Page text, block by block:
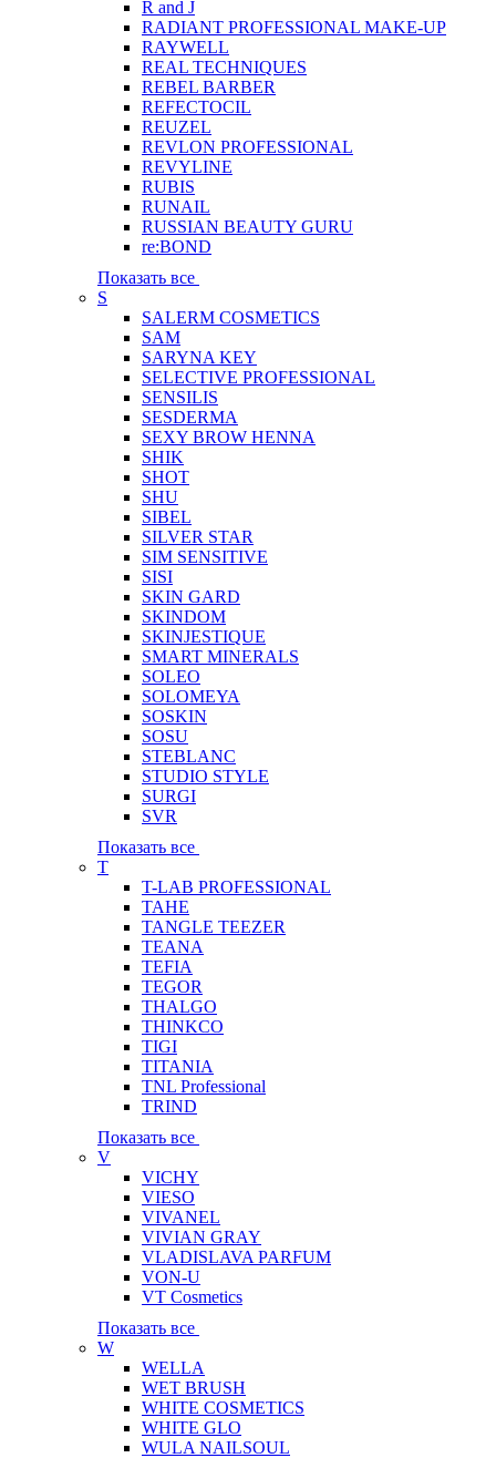
R and J
RADIANT PROFESSIONAL MAKE-UP
RAYWELL
REAL TECHNIQUES
REBEL BARBER
REFECTOCIL
REUZEL
REVLON PROFESSIONAL
REVYLINE
RUBIS
RUNAIL
RUSSIAN BEAUTY GURU
re:BOND
Показать все
S
SALERM COSMETICS
SAM
SARYNA KEY
SELECTIVE PROFESSIONAL
SENSILIS
SESDERMA
SEXY BROW HENNA
SHIK
SHOT
SHU
SIBEL
SILVER STAR
SIM SENSITIVE
SISI
SKIN GARD
SKINDOM
SKINJESTIQUE
SMART MINERALS
SOLEO
SOLOMEYA
SOSKIN
SOSU
STEBLANC
STUDIO STYLE
SURGI
SVR
Показать все
T
T-LAB PROFESSIONAL
TAHE
TANGLE TEEZER
TEANA
TEFIA
TEGOR
THALGO
THINKCO
TIGI
TITANIA
TNL Professional
TRIND
Показать все
V
VICHY
VIESO
VIVANEL
VIVIAN GRAY
VLADISLAVA PARFUM
VON-U
VT Cosmetics
Показать все
W
WELLA
WET BRUSH
WHITE COSMETICS
WHITE GLO
WULA NAILSOUL